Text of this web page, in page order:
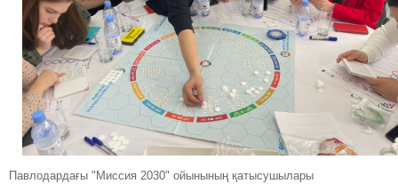
Павлодардағы "Миссия 2030" ойынының қатысушылары